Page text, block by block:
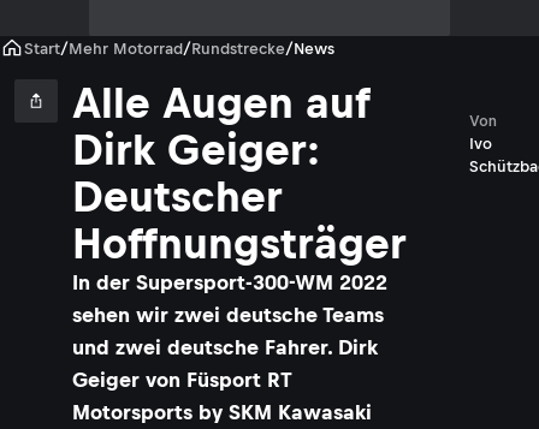
Start/Mehr Motorrad/Rundstrecke/News
Alle Augen auf
Dirk Geiger:
Deutscher
Hoffnungsträger
In der Supersport-300-WM 2022
sehen wir zwei deutsche Teams
und zwei deutsche Fahrer. Dirk
Geiger von Füsport RT
Motorsports by SKM Kawasaki
Ivo
Von